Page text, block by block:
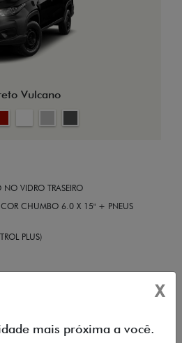
Vulcano
VIDRO TRASEIRO
CHUMBO 6.0 X 15" + PNEUS
PLUS)
COMPARAR
X
mais próxima a você.